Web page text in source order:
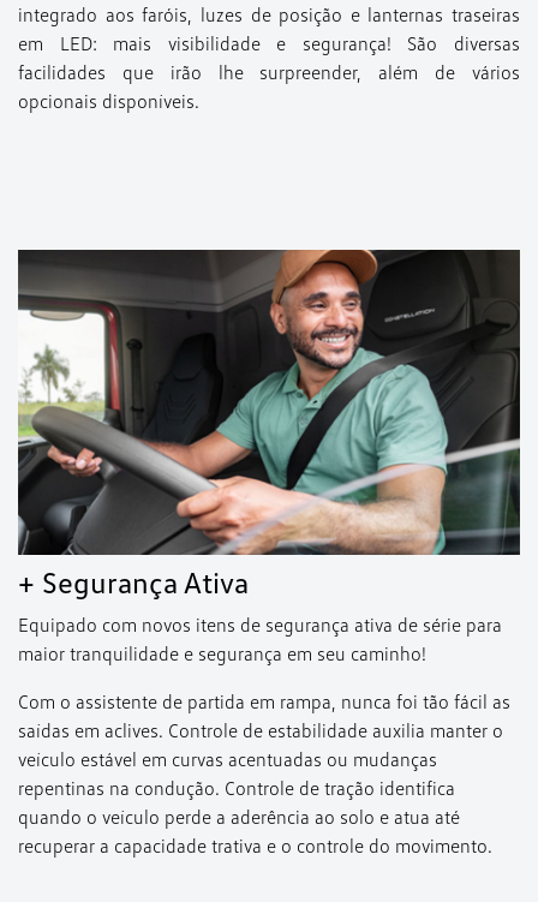
integrado aos faróis, luzes de posição e lanternas traseiras
em LED: mais visibilidade e segurança! São diversas
facilidades que irão lhe surpreender, além de vários
opcionais disponíveis.
+ Segurança Ativa
Equipado com novos itens de segurança ativa de série para
maior tranquilidade e segurança em seu caminho!
Com o assistente de partida em rampa, nunca foi tão fácil as
saídas em aclives. Controle de estabilidade auxilia manter o
veículo estável em curvas acentuadas ou mudanças
repentinas na condução. Controle de tração identifica
quando o veículo perde a aderência ao solo e atua até
recuperar a capacidade trativa e o controle do movimento.